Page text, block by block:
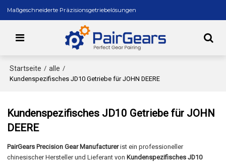
Maßgeschneiderte Präzisionsgetriebelösungen
Startseite / alle /
Kundenspezifisches JD10 Getriebe für JOHN DEERE
Kundenspezifisches JD10 Getriebe für JOHN
DEERE
PairGears Precision Gear Manufacturerist ein professioneller
chinesischer Hersteller und Lieferant von Kundenspezifisches JD10